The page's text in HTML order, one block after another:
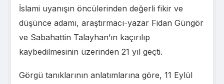
İslami uyanışın öncülerinden değerli fikir ve
düşünce adamı, araştırmacı-yazar Fidan Güngör
ve Sabahattin Talayhan’ın kaçırılıp
kaybedilmesinin üzerinden 21 yıl geçti.
Görgü tanıklarının anlatımlarına göre, 11 Eylül